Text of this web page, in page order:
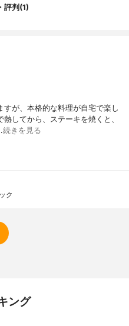
評判(1)
すが、本格的な料理が自宅で楽し
してから、ステーキを焼くと、
続きを見る
ク
ング